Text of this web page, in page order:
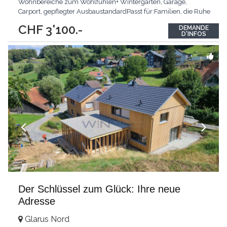
CHF 3'100.-
Wohnbereiche zum Wohlfühlen+ Wintergarten, Garage,
Carport, gepflegter AusbaustandardPasst für:Familien, die Ruhe
ankommen.Interessiert? JETZT anrufen: +41 76 651 22 73DEMANDE
D'INFOS
Der Schlüssel zum Glück: Ihre neue
Adresse
Glarus Nord